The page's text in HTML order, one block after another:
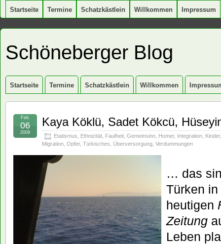
Startseite Termine Schatzkästlein Willkommen Impressum
Schöneberger Blog
Startseite Termine Schatzkästlein Willkommen
Kaya Köklü, Sadet Kökcü,
Etatismus Ethnizität Faulheit Gemeinsinn Homer, Integration Kinder
Migration Opfer, Türkisches Überversorgung Verdummungen
Feb.
06
2009
… das
Türken
heutigen
Zeitung
Leben